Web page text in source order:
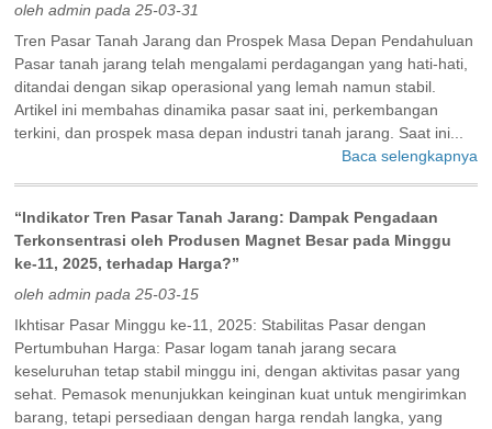
oleh admin pada 25-03-31
Tren Pasar Tanah Jarang dan Prospek Masa Depan Pendahuluan
Pasar tanah jarang telah mengalami perdagangan yang hati-hati,
ditandai dengan sikap operasional yang lemah namun stabil.
Artikel ini membahas dinamika pasar saat ini, perkembangan
terkini, dan prospek masa depan industri tanah jarang. Saat ini...
Baca selengkapnya
“Indikator Tren Pasar Tanah Jarang: Dampak Pengadaan
Terkonsentrasi oleh Produsen Magnet Besar pada Minggu
ke-11, 2025, terhadap Harga?”
oleh admin pada 25-03-15
Ikhtisar Pasar Minggu ke-11, 2025: Stabilitas Pasar dengan
Pertumbuhan Harga: Pasar logam tanah jarang secara
keseluruhan tetap stabil minggu ini, dengan aktivitas pasar yang
sehat. Pemasok menunjukkan keinginan kuat untuk mengirimkan
barang, tetapi persediaan dengan harga rendah langka, yang